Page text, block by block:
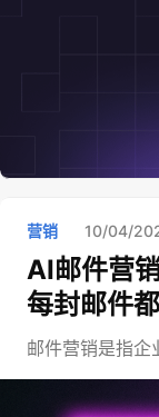
营销 10/04/
AI邮件营
每封邮件
邮件营销是指